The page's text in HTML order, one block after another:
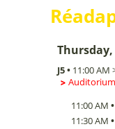
Thursday,
J5• 11:00 AM
11:00 AM •
11:30 AM •